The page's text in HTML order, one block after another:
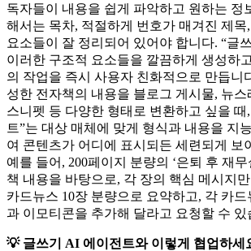
독자들이 내용을 쉽게 파악하고 원하는 정
해서는 목차, 적절하게 번호가 매겨진 제목
요소들이 잘 정리되어 있어야 합니다. “글
이러한 구조적 요소들을 깔끔하게 생성하
의 작업을 즉시 사용자 친화적으로 만듭니
성한 전자책의 내용을 블로그 게시물, 뉴스
스니펫 등 다양한 형태로 변환하고 싶을 때
트”는 대상 매체에 맞게 형식과 내용을 지
여 콘텐츠가 어디에 표시되든 세련되게 보
예를 들어, 200페이지 분량의 ‘은퇴 후 재
책 내용을 바탕으로, 각 장의 핵심 메시지
카드뉴스 10장 분량으로 요약하고, 각 카
과 이모티콘을 추가해 달라고 요청할 수 있
💡 글쓰기 AI 에이전트와 이렇게 협업하세